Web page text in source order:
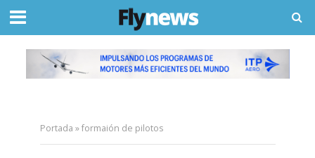
Portada »formaión de pilotos